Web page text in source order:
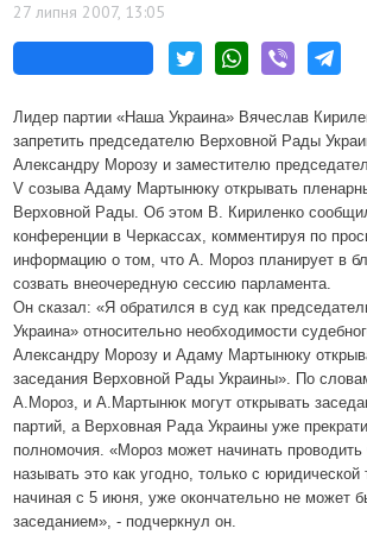
27 липня 2007, 13:05
Лидер партии «Наша Украина» Вячеслав
запретить председателю Верховной Рады
Александру Морозу и заместителю
V созыва Адаму Мартынюку открывать
Верховной Рады. Об этом В. Кириленко
конференции в Черкассах, комментируя по
информацию о том, что А. Мороз планирует в
созвать внеочередную сессию парламента.
Он сказал: «Я обратился в суд как
Украина» относительно необходимости
Александру Морозу и Адаму Мартынюку
заседания Верховной Рады Украины». По
А.Мороз, и А.Мартынюк могут открывать
партий, а Верховная Рада Украины уже
полномочия. «Мороз может начинать проводить
называть это как угодно, только с юридической
начиная с 5 июня, уже окончательно не может
заседанием», - подчеркнул он.